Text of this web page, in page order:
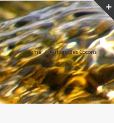
Home Aufbau des Cocons